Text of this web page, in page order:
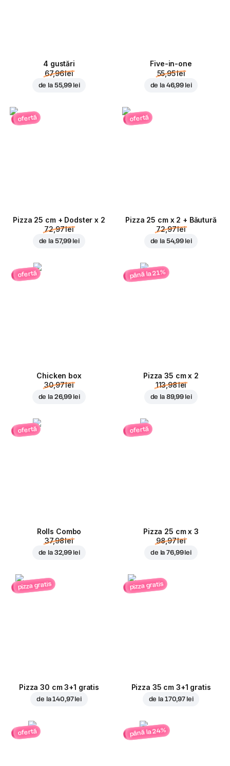
4 gustări
67,96 lei
de la 55,99 lei
Five-in-one
55,95 lei
de la 46,99 lei
ofertă
Pizza 25 cm + Dodster x 2
72,97 lei
de la 57,99 lei
ofertă
Pizza 25 cm x 2 + Băutură
72,97 lei
de la 54,99 lei
ofertă
Chicken box
30,97 lei
de la 26,99 lei
până la 21%
Pizza 35 cm x 2
113,98 lei
de la 89,99 lei
ofertă
Rolls Combo
37,98 lei
de la 32,99 lei
ofertă
Pizza 25 cm x 3
98,97 lei
de la76,99 lei
pizza gratis
Pizza 30 cm 3+1 gratis
de la140,97 lei
pizza gratis
Pizza 35 cm 3+1 gratis
de la 170,97 lei
ofertă până la 24%